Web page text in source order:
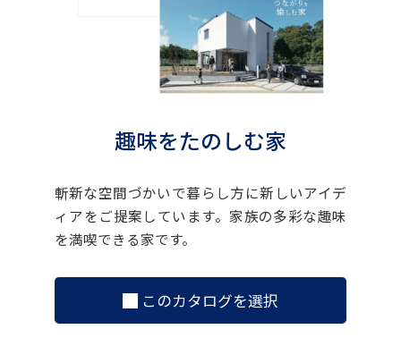
趣味をたのしむ家
斬新な空間づかいで暮らし方に新しいアイデ
ィアをご提案しています。家族の多彩な趣味
を満喫できる家です。
このカタログを選択